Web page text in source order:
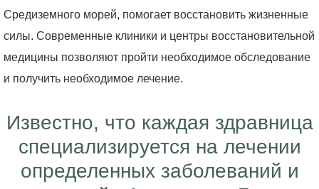
Средиземного морей, помогает восстановить жизненные
силы. Современные клиники и центры восстановительной
медицины позволяют пройти необходимое обследование
и получить необходимое лечение.
Известно, что каждая здравница
специализируется на лечении
определенных заболеваний и